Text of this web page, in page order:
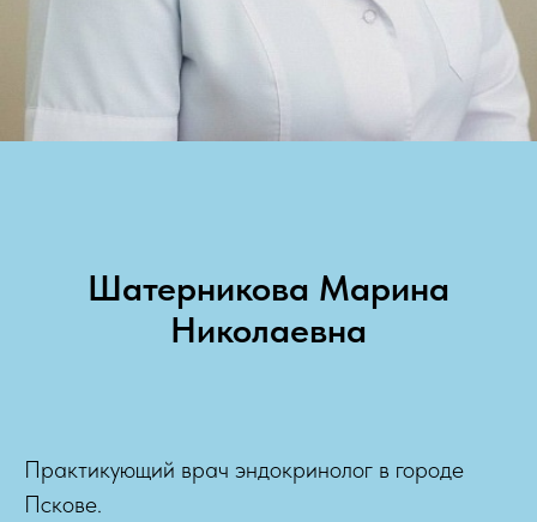
Шатерникова Марина
Николаевна
Практикующий врач эндокринолог в городе
Пскове.